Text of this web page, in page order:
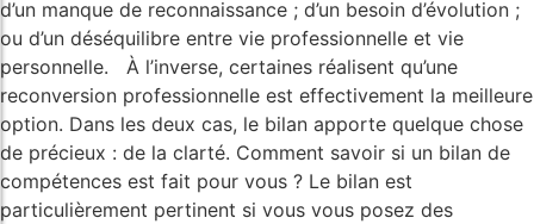
d’un manque de reconnaissance ; d’un besoin d’évolution ;
ou d’un déséquilibre entre vie professionnelle et vie
personnelle. À l’inverse, certaines réalisent qu’une
reconversion professionnelle est effectivement la meilleure
option. Dans les deux cas, le bilan apporte quelque chose
de précieux : de la clarté. Comment savoir si un bilan de
compétences est fait pour vous ? Le bilan est
particulièrement pertinent si vous vous posez des